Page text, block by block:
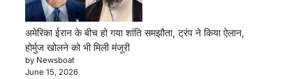
अमेरिका ईरान के बीच हो गया शांति समझौता, ट्रंप ने किया ऐलान,
होर्मुज खोलने को भी मिली मंजूरी
by Newsboat
June 15, 2026